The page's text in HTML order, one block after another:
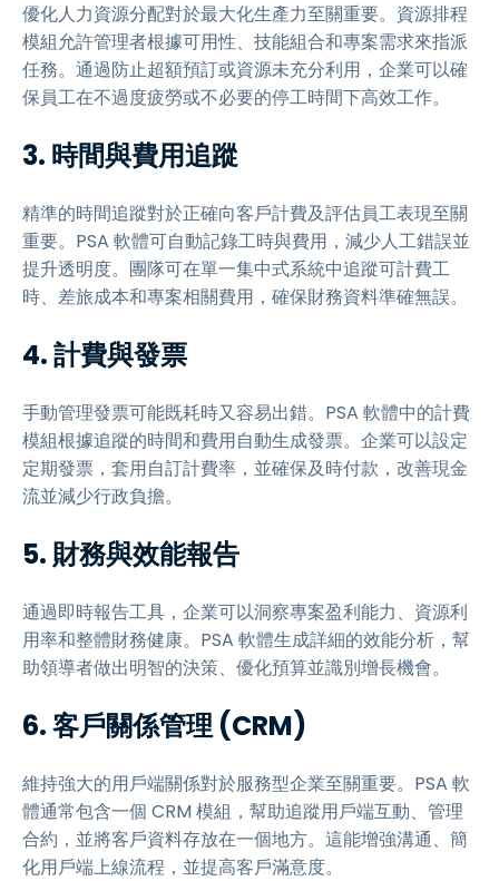
優化人力資源分配對於最大化生產力至關重要。資源排程
模組允許管理者根據可用性、技能組合和專案需求來指派
任務。通過防止超額預訂或資源未充分利用，企業可以確
保員工在不過度疲勞或不必要的停工時間下高效工作。
3. 時間與費用追蹤
精準的時間追蹤對於正確向客戶計費及評估員工表現至關
重要。PSA 軟體可自動記錄工時與費用，減少人工錯誤並
提升透明度。團隊可在單一集中式系統中追蹤可計費工
時、差旅成本和專案相關費用，確保財務資料準確無誤。
4. 計費與發票
手動管理發票可能既耗時又容易出錯。PSA 軟體中的計費
模組根據追蹤的時間和費用自動生成發票。企業可以設定
定期發票，套用自訂計費率，並確保及時付款，改善現金
流並減少行政負擔。
5. 財務與效能報告
通過即時報告工具，企業可以洞察專案盈利能力、資源利
用率和整體財務健康。PSA 軟體生成詳細的效能分析，幫
助領導者做出明智的決策、優化預算並識別增長機會。
6. 客戶關係管理 (CRM)
維持強大的用戶端關係對於服務型企業至關重要。PSA 軟
體通常包含一個 CRM 模組，幫助追蹤用戶端互動、管理
合約，並將客戶資料存放在一個地方。這能增強溝通、簡
化用戶端上線流程，並提高客戶滿意度。